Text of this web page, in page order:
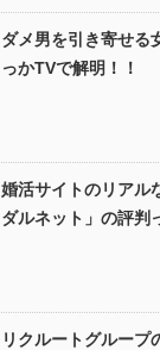
ダメ男を引き寄せる
っかTVで解明！！
婚活サイトのリアル
ダルネット」の評判
リクルートグループ